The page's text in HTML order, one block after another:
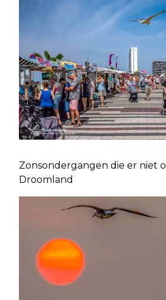
Zonsondergangen die er niet
Droomland